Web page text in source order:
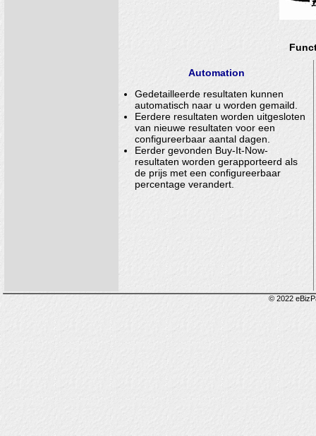
Automation
Gedetailleerde resultaten kunnen
automatisch naar u worden gemaild.
Eerdere resultaten worden uitgesloten
van nieuwe resultaten voor een
configureerbaar aantal dagen.
Eerder gevonden Buy-It-Now-
resultaten worden gerapporteerd als
de prijs met een configureerbaar
percentage verandert.
© 2022